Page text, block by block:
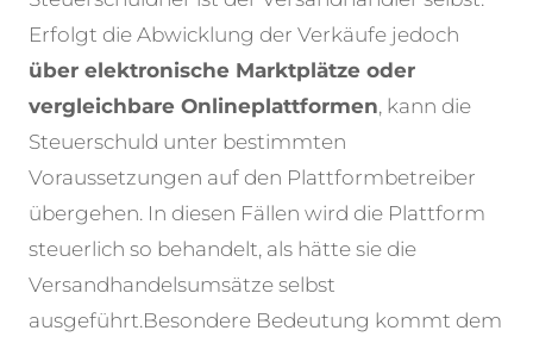
Erfolgt die Abwicklung der Verkäufe jedoch
über elektronische Marktplätze oder
vergleichbare Onlineplattformen, kann die
Steuerschuld unter bestimmten
Voraussetzungen auf den Plattformbetreiber
übergehen. In diesen Fällen wird die Plattform
steuerlich so behandelt, als hätte sie die
Versandhandelsumsätze selbst
ausgeführt.Besondere Bedeutung kommt dem